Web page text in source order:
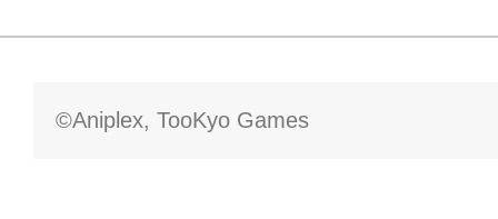
©Aniplex, TooKyo Games